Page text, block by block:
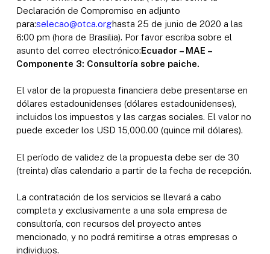
Declaración de Compromiso en adjunto
para:selecao@otca.orghasta 25 de junio de 2020 a las
6:00 pm (hora de Brasilia). Por favor escriba sobre el
asunto del correo electrónico:Ecuador – MAE –
Componente 3: Consultoría sobre paiche.
El valor de la propuesta financiera debe presentarse en
dólares estadounidenses (dólares estadounidenses),
incluidos los impuestos y las cargas sociales. El valor no
puede exceder los USD 15,000.00 (quince mil dólares).
El período de validez de la propuesta debe ser de 30
(treinta) días calendario a partir de la fecha de recepción.
La contratación de los servicios se llevará a cabo
completa y exclusivamente a una sola empresa de
consultoría, con recursos del proyecto antes
mencionado, y no podrá remitirse a otras empresas o
individuos.